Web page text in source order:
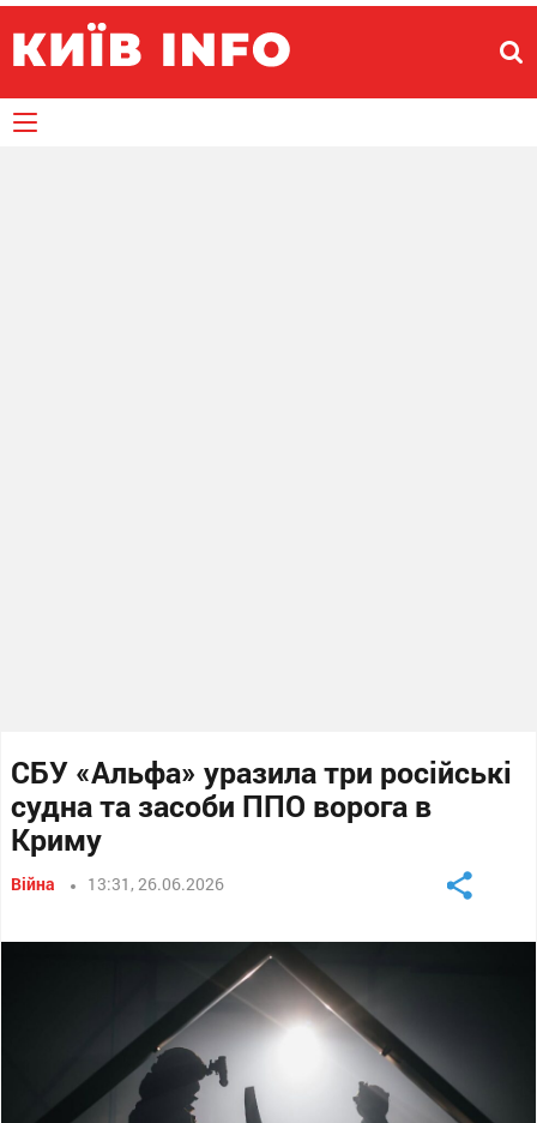
СБУ «Альфа» уразила три російські
судна та засоби ППО ворога в
Криму
Війна 13:31, 26.06.2026